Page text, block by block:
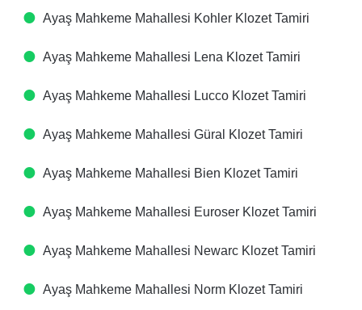
Ayaş Mahkeme Mahallesi Kohler Klozet Tamiri
Ayaş Mahkeme Mahallesi Lena Klozet Tamiri
Ayaş Mahkeme Mahallesi Lucco Klozet Tamiri
Ayaş Mahkeme Mahallesi Güral Klozet Tamiri
Ayaş Mahkeme Mahallesi Bien Klozet Tamiri
Ayaş Mahkeme Mahallesi Euroser Klozet Tamiri
Ayaş Mahkeme Mahallesi Newarc Klozet Tamiri
Ayaş Mahkeme Mahallesi Norm Klozet Tamiri